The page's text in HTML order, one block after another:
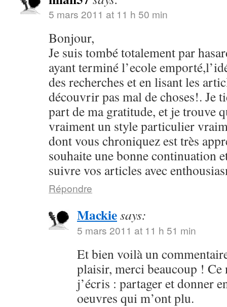
5 mars 2011 at 11 h 50 min
Bonjour,
Je suis tombé totalement par
ayant terminé l’ecole
des recherches et en lisant les
découvrir pas mal de choses!. Je
part de ma gratitude, et je trouve
vraiment un style particulier
dont vous chroniquez est très
souhaite une bonne continuation
suivre vos articles avec
Répondre
Mackiesays:
5 mars 2011 at 11 h 51 min
Et bien voilà un
plaisir, merci beaucoup ! Ce
j’écris : partager et donner
oeuvres qui m’ont plu.